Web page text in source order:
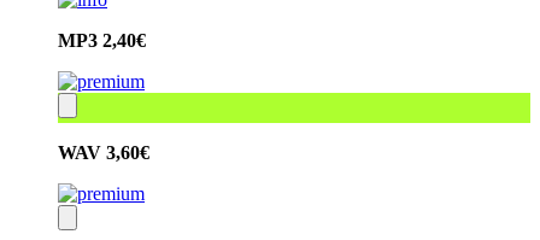
MP3 2,40€
WAV 3,60€